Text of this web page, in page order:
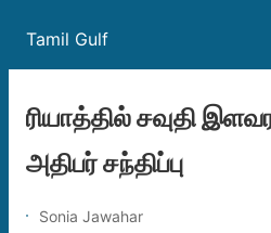
Tamil Gulf
ரியாத்தில் சவுதி
அதிபர் சந்திப்பு
Sonia Jawahar